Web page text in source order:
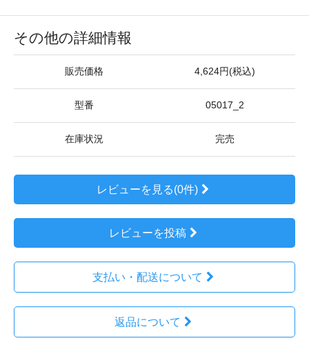
その他の詳細情報
販売価格 4,624円(税込)
型番 05017_2
在庫状況 完売
レビューを見る(0件)
レビューを投稿
支払い・配送について
返品について